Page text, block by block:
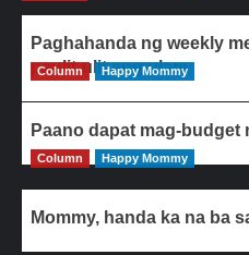
Paghahanda ng weekly
paulit-ulit ang ulam
Column Happy Mommy
Paano dapat mag-
Column Happy Mommy
Mommy, handa ka na ba